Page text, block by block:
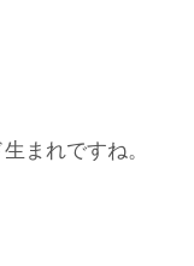
まれですね。